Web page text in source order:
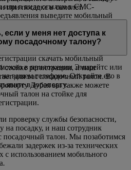
или в виде ссылки в СМС-
выведите мобильный
посадочный талон на стойке для
скачать мобильный
в приложении Эмирейтс или
вашем телефоне. Откройте его в
в аэропорту.
при посадке в самолет.
если у меня нет доступа к
посадочному талону?
регистрации, и наш
для вас посадочный талон. В
Дубая вы также можете
талон на стойке для
проверку службы безопасности,
на посадку, и наш сотрудник
посадочный талон. Мы позаботимся
задержек из-за технических
с использованием мобильного